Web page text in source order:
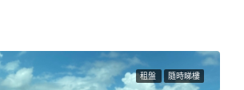
租盤 隨時睇樓